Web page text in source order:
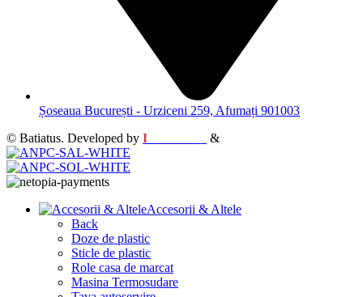
Șoseaua București - Urziceni 259, Afumați 901003
© Batiatus. Developed by I &
Accesorii & Altele
Back
Doze de plastic
Sticle de plastic
Role casa de marcat
Masina Termosudare